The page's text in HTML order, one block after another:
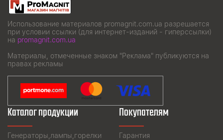
Использование материалов promagnit.com.ua разрешается
при условии ссылки (для интернет-изданий - гиперссылки)
на promagnit.com.ua
Материалы, отмеченные знаком "Реклама" публикуются на
правах рекламы
Каталог продукции
Генераторы,лампы,горелки
Покупателям
Гарантия